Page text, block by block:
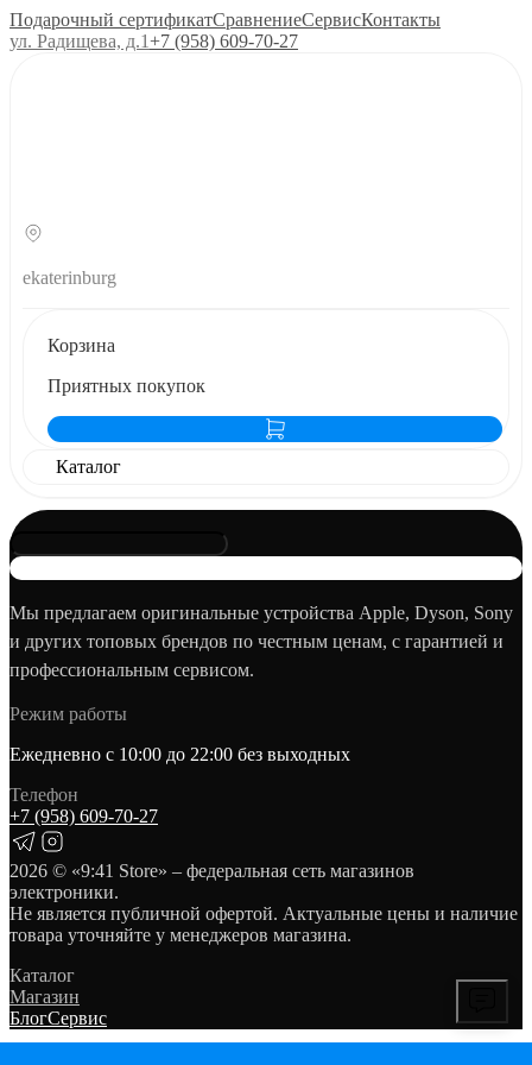
Подарочный сертификатСравнениеСервисКонтакты
ул. Радищева, д.1+7 (958) 609‑70‑27
ekaterinburg
Корзина
Приятных покупок
Каталог
Мы предлагаем оригинальные устройства Apple, Dyson, Sony
и других топовых брендов по честным ценам, с гарантией и
профессиональным сервисом.
Режим работы
Ежедневно с 10:00 до 22:00 без выходных
Телефон
+7 (958) 609‑70‑27
2026 © «9:41 Store» – федеральная сеть магазинов
электроники.
Не является публичной офертой. Актуальные цены и наличие
товара уточняйте у менеджеров магазина.
Каталог
Магазин
БлогСервис